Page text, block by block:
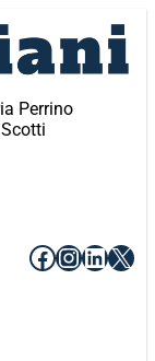
Perrino
Facebook
X